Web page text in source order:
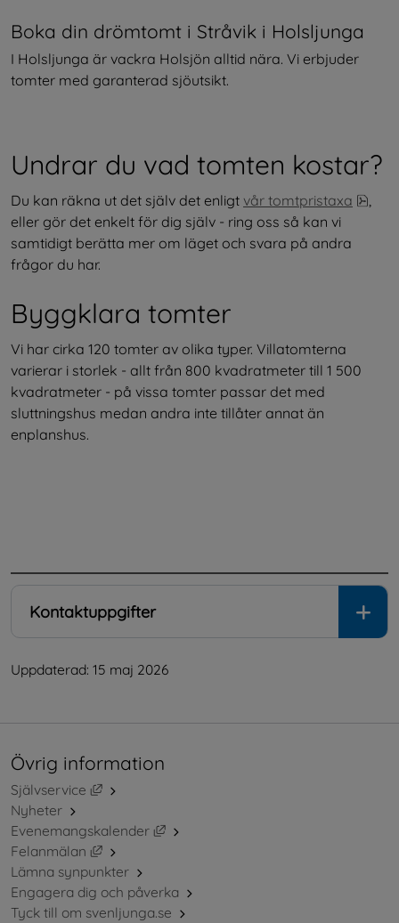
Boka din drömtomt i Stråvik i Holsljunga
I Holsljunga är vackra Holsjön alltid nära. Vi erbjuder
tomter med garanterad sjöutsikt.
Undrar du vad tomten kostar?
Du kan räkna ut det själv det enligt vår tomtpristaxa
eller gör det enkelt för dig själv - ring oss så kan vi
samtidigt berätta mer om läget och svara på andra
frågor du har.
Byggklara tomter
Vi har cirka 120 tomter av olika typer. Villatomterna
varierar i storlek - allt från 800 kvadratmeter till 1 500
kvadratmeter - på vissa tomter passar det med
sluttningshus medan andra inte tillåter annat än
enplanshus.
Kontaktuppgifter
Uppdaterad: 15 maj 2026
Övrig information
Självservice
Länk till annan webbplats, öppnas i nytt fönster.
Nyheter
Evenemangskalender
Länk till annan webbplats, öppnas i
Felanmälan
Länk till annan webbplats, öppnas i nytt fönster.
Lämna synpunkter
Engagera dig och påverka
Tyck till om svenljunga.se